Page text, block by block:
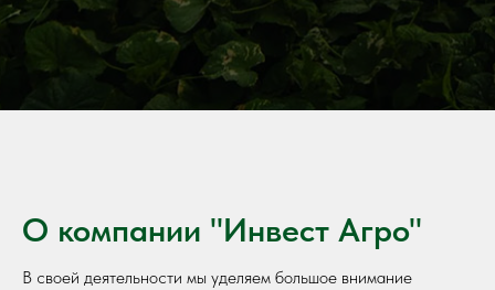
О компании "Инвест Агро"
В своей деятельности мы уделяем большое внимание